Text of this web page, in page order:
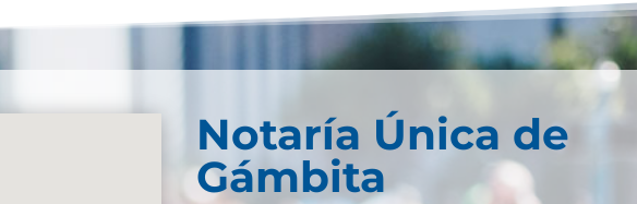
Notaría Única de
Gámbita